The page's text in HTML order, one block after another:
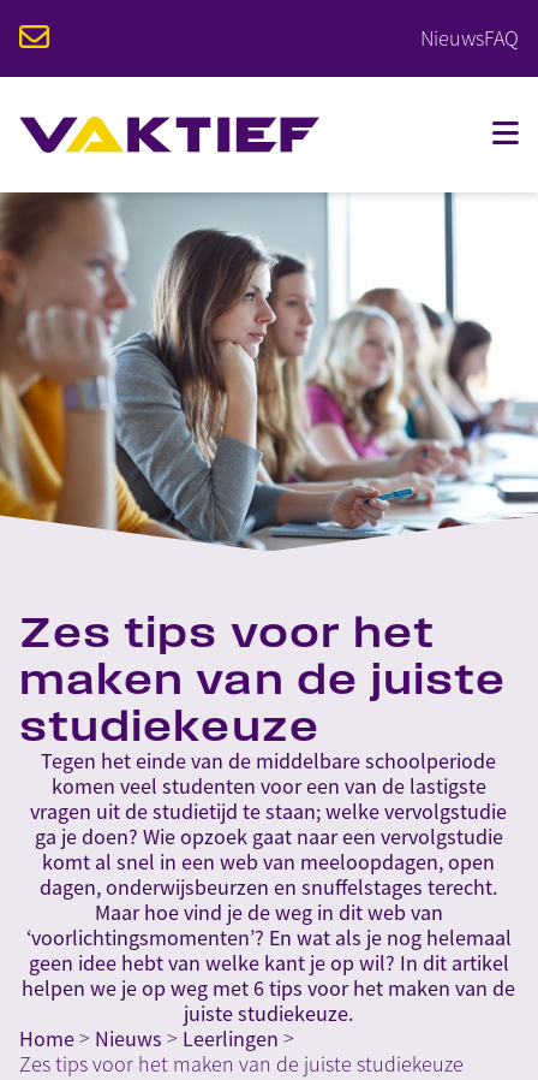
NieuwsFAQ
VOOR STUDENTEN
VOOR BEDRIJVEN
OPLEIDINGEN
KALENDER
OVER VAKTIEF
CONTACT
Home> Nieuws > Leerlingen >
Zes tips voor het maken van de juiste studiekeuze
Zes tips voor het
maken van de juiste
studiekeuze
Tegen het einde van de middelbare schoolperiode
komen veel studenten voor een van de lastigste
vragen uit de studietijd te staan; welke vervolgstudie
ga je doen? Wie opzoek gaat naar een vervolgstudie
komt al snel in een web van meeloopdagen, open
dagen, onderwijsbeurzen en snuffelstages terecht.
Maar hoe vind je de weg in dit web van
‘voorlichtingsmomenten’? En wat als je nog helemaal
geen idee hebt van welke kant je op wil? In dit artikel
helpen we je op weg met 6 tips voor het maken van de
juiste studiekeuze.